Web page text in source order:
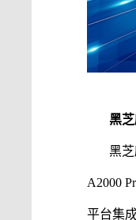
黑
黑
A2000
平台集